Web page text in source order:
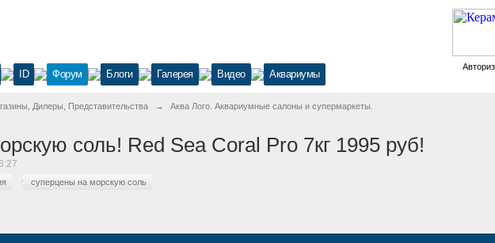
ID Форум Блоги Галерея Видео Аквариумы
Дилеры, Представительства → Аква Лого. Аквариумные салоны и супермаркеты.
соль! Red Sea Coral Pro 7кг 1995 руб!
суперцены на морскую соль